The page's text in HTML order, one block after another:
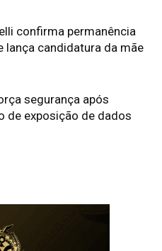
confirma permanência
lança candidatura da mãe
segurança após
de exposição de dados